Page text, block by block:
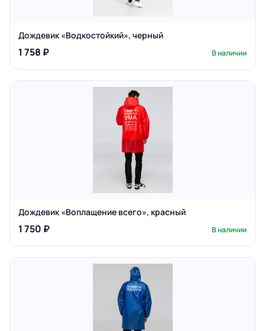
Дождевик «Водкостойкий», черный
1 758 ₽ В наличии
Дождевик «Воплащение всего», красный
1 750 ₽ В наличии